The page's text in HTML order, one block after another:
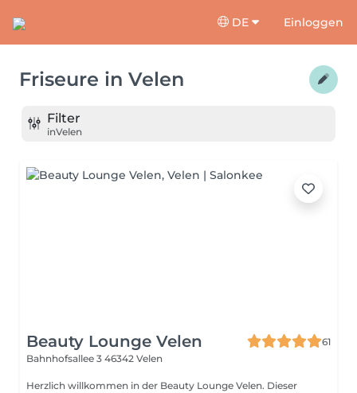
DE Einloggen
Friseure in Velen
Filter
inVelen
Beauty Lounge Velen
61
Bahnhofsallee 3 46342 Velen
Herzlich willkommen in der Beauty Lounge Velen. Dieser